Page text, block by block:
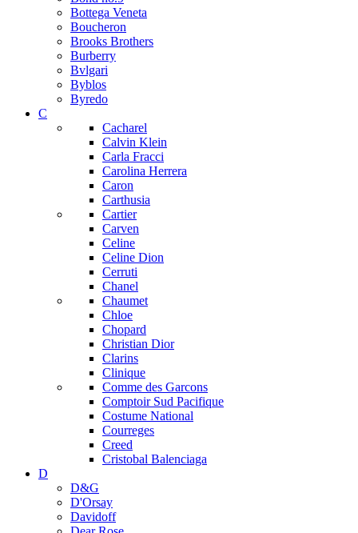
Bottega Veneta
Boucheron
Brooks Brothers
Burberry
Bvlgari
Byblos
Byredo
C
Cacharel
Calvin Klein
Carla Fracci
Carolina Herrera
Caron
Carthusia
Cartier
Carven
Celine
Celine Dion
Cerruti
Chanel
Chaumet
Chloe
Chopard
Christian Dior
Clarins
Clinique
Comme des Garcons
Comptoir Sud Pacifique
Costume National
Courreges
Creed
Cristobal Balenciaga
D
D&G
D'Orsay
Davidoff